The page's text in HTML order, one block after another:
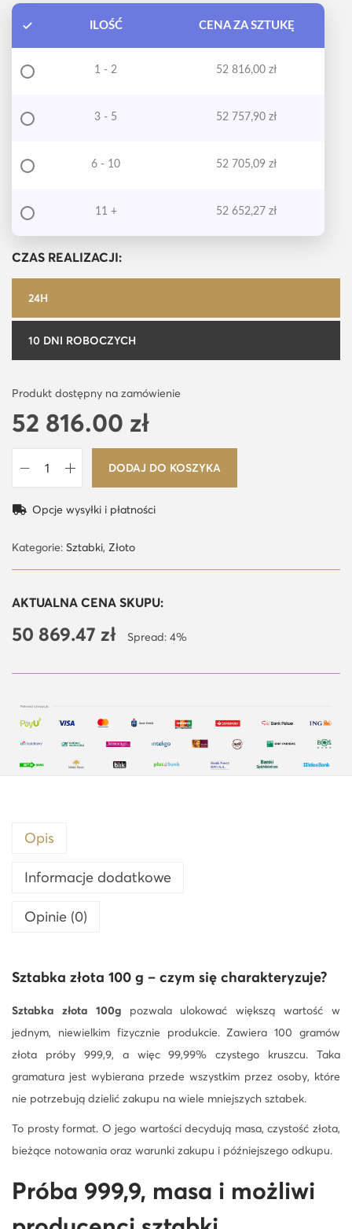
ILOŚĆ CENA ZA SZTUKĘ
1 - 2 52 816,00 zł
3 - 5 52 757,90 zł
6 - 10 52 705,09 zł
11 + 52 652,27 zł
CZAS REALIZACJI:
24H
10 DNI ROBOCZYCH
Produkt dostępny na zamówienie
52 816.00 zł
ś
0
0
z
t
b
a
M
A
DODAJ DO KOSZYKA
Opcje wysyłki i płatności
Kategorie: Sztabki, Złoto
AKTUALNA CENA SKUPU:
50 869.47 zł Spread: 4%
Opis
Informacje dodatkowe
Opinie (0)
Sztabka złota 100 g – czym się charakteryzuje?
Sztabka złota 100gpozwala ulokować większą wartość w
jednym, niewielkim fizycznie produkcie. Zawiera 100 gramów
złota próby 999,9, a więc 99,99% czystego kruszcu. Taka
gramatura jest wybierana przede wszystkim przez osoby, które
nie potrzebują dzielić zakupu na wiele mniejszych sztabek.
To prosty format. O jego wartości decydują masa, czystość złota,
bieżące notowania oraz warunki zakupu i późniejszego odkupu.
Próba 999,9, masa i możliwi